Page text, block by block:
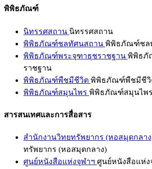
พิพิธภัณฑ์
นิทรรศสถาน นิทรรศสถาน
พิพิธภัณฑ์ชลทัศนสถาน พิพิธภัณฑ์ชล
พิพิธภัณฑ์พระจุฑาธุชราชฐาน พิพิธภั
ราชฐาน
พิพิธภัณฑ์พืชมีชีวิต พิพิธภัณฑ์พืชมีชีวิ
พิพิธภัณฑ์สมุนไพร พิพิธภัณฑ์สมุนไพร
สารสนเทศและการสื่อสาร
สำนักงานวิทยทรัพยากร (หอสมุดกลา
ทรัพยากร (หอสมุดกลาง)
ศูนย์หนังสือแห่งจุฬาฯ ศูนย์หนังสือแห่ง